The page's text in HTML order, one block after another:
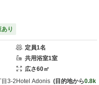
り
定員1名
共用浴室1室
広さ60㎡
目3-2 Hotel Adonis 目的地から0.8k